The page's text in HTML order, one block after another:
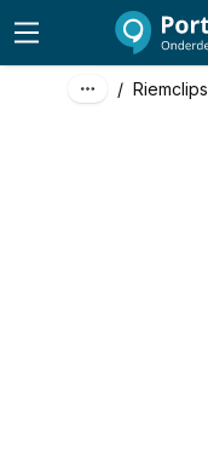
/ Riemclips
13,50 excl. btw
16,34 incl. btw